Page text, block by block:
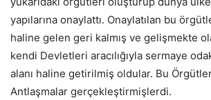
yapılarına onaylattı. Onaylatılan bu
haline gelen geri kalmış ve gelişmekte
kendi Devletleri aracılığıyla sermaye
alanı haline getirilmiş oldular. Bu Örgütler
Antlaşmalar gerçekleştirmişlerdi.